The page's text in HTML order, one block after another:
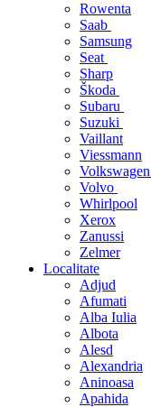
Rowenta
Saab
Samsung
Seat
Sharp
Škoda
Subaru
Suzuki
Vaillant
Viessmann
Volkswagen
Volvo
Whirlpool
Xerox
Zanussi
Zelmer
Localitate
Adjud
Afumati
Alba Iulia
Albota
Alesd
Alexandria
Aninoasa
Apahida